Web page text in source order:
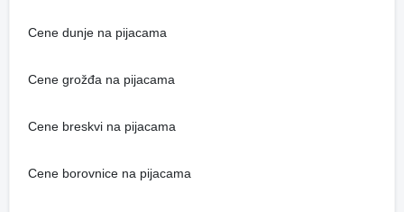
Cene dunje na pijacama
Cene grožđa na pijacama
Cene breskvi na pijacama
Cene borovnice na pijacama